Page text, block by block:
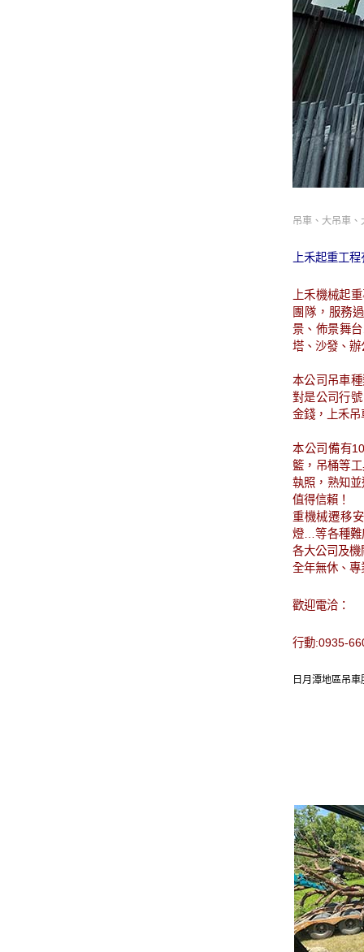
吊車、大吊車
上禾起重工
上禾機械起
團隊，服務
景、佈景舞
塔、沙發、
本公司吊車
對是公司行
金錢，上禾
本公司備有
籃，吊桶等
執照，熟知
值得信賴！
重機械遷移
燈…等各種難
各大公司及
全年無休、
歡迎電洽：
行動:0935-
日月潭地區吊